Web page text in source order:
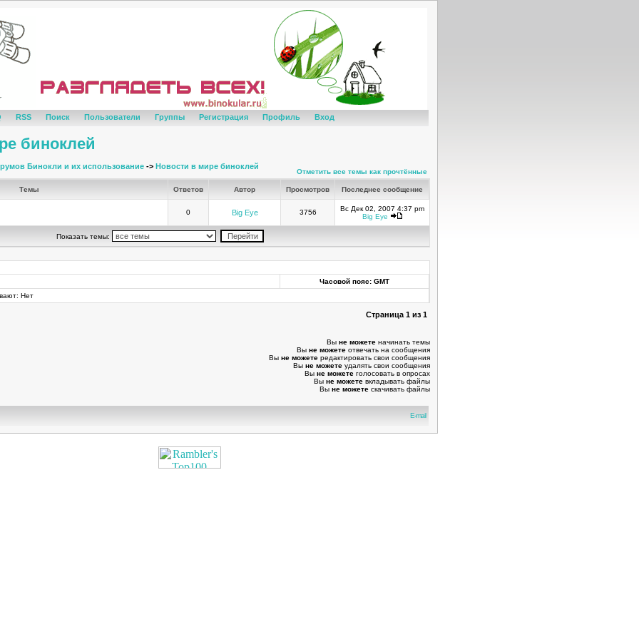
RSS Поиск Пользователи Группы Регистрация Профиль Вход
биноклей
Бинокли и их использование -> Новости в мире биноклей
Отметить все темы как прочтённые
Темы Ответов Автор Просмотров Последнее сообщение
0 Big Eye 3756
Вс Дек 02, 2007 4:37 pm
Big Eye
Показать темы:
Часовой пояс: GMT
Нет
Страница 1 из 1
Вы не можете начинать темы
Вы не можете отвечать на сообщения
Вы не можете редактировать свои сообщения
Вы не можете удалять свои сообщения
Вы не можете голосовать в опросах
Вы не можете вкладывать файлы
Вы не можете скачивать файлы
E-mail